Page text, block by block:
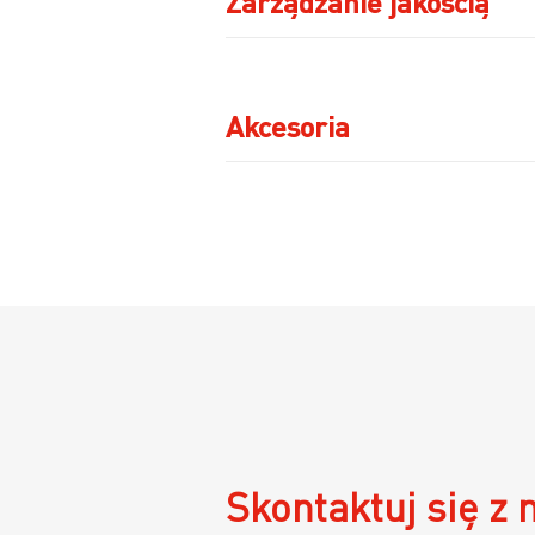
Akcesoria
Skontaktuj się z